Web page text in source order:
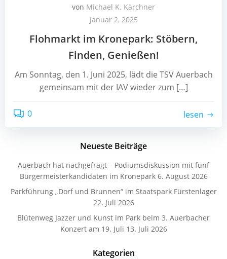
von Michael K. Kärchner
Januar 2, 2025
Flohmarkt im Kronepark: Stöbern,
Finden, Genießen!
Am Sonntag, den 1. Juni 2025, lädt die TSV Auerbach
gemeinsam mit der IAV wieder zum […]
0 lesen
Neueste Beiträge
Auerbach hat nachgefragt – Podiumsdiskussion mit fünf
Bürgermeisterkandidaten im Kronepark 6. August 2026
Parkführung „Dorf und Brunnen“ im Staatspark Fürstenlager
22. Juli 2026
Blütenweg Jazzer und Kunst im Park beim 3. Auerbacher
Konzert am 19. Juli 13. Juli 2026
Kategorien